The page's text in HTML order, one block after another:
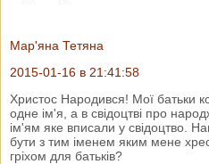
Мар'яна Тетяна
2015-01-16 в 21:41:58
Христос Народився! Мої батьки
одне ім'я, а в свідоцтві про
ім'ям яке вписали у свідоцтво.
бути з тим іменем яким мене
гріхом для батьків?